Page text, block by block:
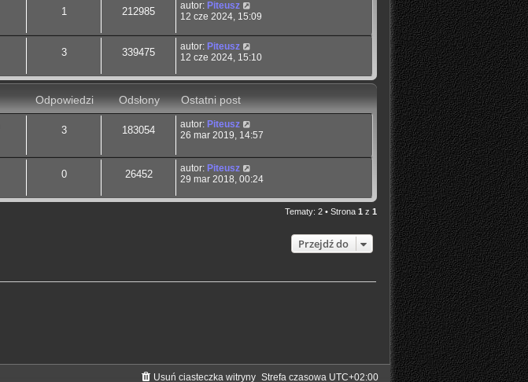
1 212985 autor: Piteusz
12 cze 2024, 15:09
3 339475 autor: Piteusz
12 cze 2024, 15:10
Odpowiedzi Odsłony
Ostatni post
3 183054 autor: Piteusz
26 mar 2019, 14:57
0 26452 autor: Piteusz
29 mar 2018, 00:24
Tematy: 2 • Strona 1 z 1
Przejdź do
Strefa czasowa UTC+02:00
Usuń ciasteczka witryny